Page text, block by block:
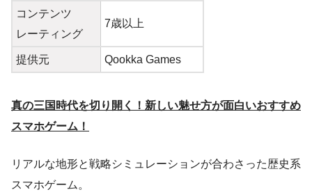
コンテンツ
レーティング
7歳以上
提供元 Qookka Games
真の三国時代を切り開く！新しい魅せ方が面白いおすすめ
スマホゲーム！
リアルな地形と戦略シミュレーションが合わさった歴史系
スマホゲーム。